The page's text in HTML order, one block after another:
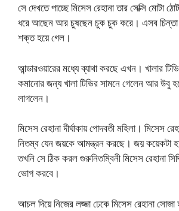
সে দেখতে পাচ্ছে মিসেস রেহানা তার সেক্সি মোটা
ধরে আছেন আর চুষছেন চুক চুক করে। এসব
শক্ত হয়ে গেল।
আন্ডারওয়ারের মধ্যে ব্যাথা করছে এখন। খালার
কমানোর জন্য খালা টিভির সামনে গেলেন আর উবু
লাগলেন।
মিসেস রেহানা দীর্ঘাকায় পোদবতী মহিলা। মিসেস
নিতম্ব যেন জয়কে আমন্ত্রন করছে। জয় কয়েকটা
তখনি সে ঠিক করল গুরুনিতম্বিনী মিসেস রেহানা
ভোগ করবে।
আচল দিয়ে নিজের লজ্জা ঢেকে মিসেস রেহানা সোজা